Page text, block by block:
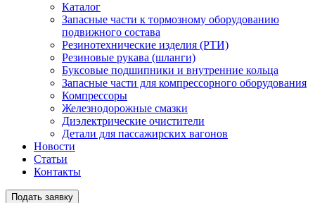
Каталог
Запасные части к тормозному оборудованию
подвижного состава
Резинотехнические изделия (РТИ)
Резиновые рукава (шланги)
Буксовые подшипники и внутренние кольца
Запасные части для компрессорного оборудования
Компрессоры
Железнодорожные смазки
Диэлектрические очистители
Детали для пассажирских вагонов
Новости
Статьи
Контакты
Подать заявку